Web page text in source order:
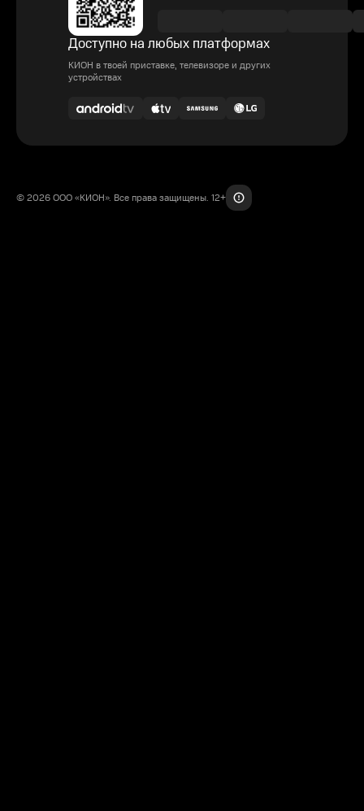
Доступно на любых платформах
КИОН в твоей приставке, телевизоре и других
устройствах
© 2026 ООО «КИОН». Все права защищены. 12+